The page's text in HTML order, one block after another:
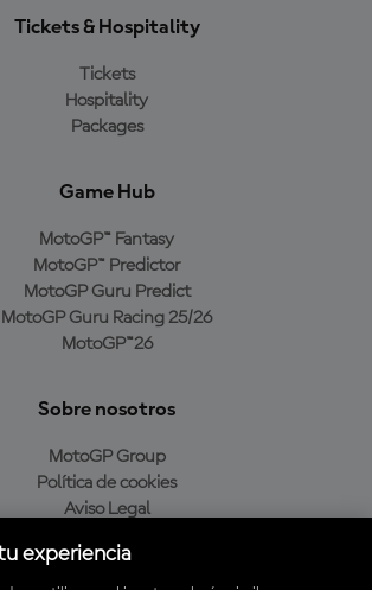
Tickets & Hospitality
Tickets
Hospitality
Packages
Game Hub
MotoGP™ Fantasy
MotoGP™ Predictor
MotoGP Guru Predict
MotoGP Guru Racing 25/26
MotoGP™26
Sobre nosotros
MotoGP Group
Política de cookies
Aviso Legal
Política de compra
experiencia